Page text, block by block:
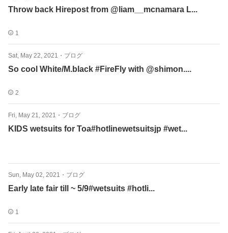
Throw back Hirepost from @liam__mcnamara L...
1
Sat, May 22, 2021 ・ ブログ
So cool White/M.black #FireFly with @shimon....
2
Fri, May 21, 2021 ・ ブログ
KIDS wetsuits for Toa#hotlinewetsuitsjp #wet...
Sun, May 02, 2021 ・ ブログ
Early late fair till ~ 5/9#wetsuits #hotli...
1